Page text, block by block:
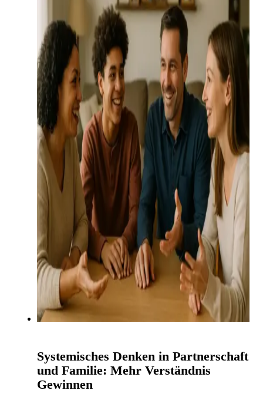
Systemisches Denken in Partnerschaft
und Familie: Mehr Verständnis
Gewinnen